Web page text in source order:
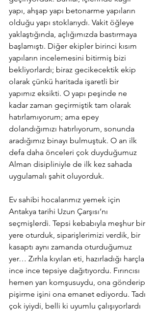
yapı, ahşap yapı betonarme yapıların
olduğu yapı stoklarıydı. Vakit öğleye
yaklaştığında, açlığımızda bastırmaya
başlamıştı. Diğer ekipler birinci kısım
yapıların incelemesini bitirmiş bizi
bekliyorlardı; biraz gecikecektik ekip
olarak çünkü haritada işaretli bir
yapımız eksikti. O yapı peşinde ne
kadar zaman geçirmiştik tam olarak
hatırlamıyorum; ama epey
dolandığımızı hatırlıyorum, sonunda
aradığımız binayı bulmuştuk. O an ilk
defa daha önceleri çok duyduğumuz
Alman disipliniyle de ilk kez sahada
uygulamalı şahit oluyorduk.
Ev sahibi hocalarımız yemek için
Antakya tarihi Uzun Çarşısı’nı
seçmişlerdi. Tepsi kebabıyla meşhur bir
yere oturduk, siparişlerimizi verdik, bir
kasaptı aynı zamanda oturduğumuz
yer… Zırhla kıyılan eti, hazırladığı harçla
ince ince tepsiye dağıtıyordu. Fırıncısı
hemen yan komşusuydu, ona gönderip
pişirme işini ona emanet ediyordu. Tadı
çok iyiydi, belli ki uyumlu çalışıyorlardı